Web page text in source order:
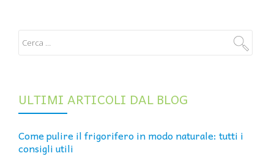
ULTIMI ARTICOLI DAL BLOG
Come pulire il frigorifero in modo naturale: tutti i
consigli utili